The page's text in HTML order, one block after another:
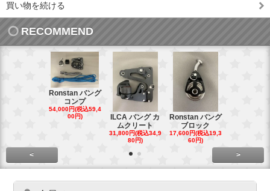
買い物を続ける
RECOMMEND
Ronstan バング
コンプ
54,000円(税込59,4
00円)
ILCA バング カ
ムクリート
31,800円(税込34,9
80円)
Ronstan バング
ブロック
17,600円(税込19,3
60円)
< >